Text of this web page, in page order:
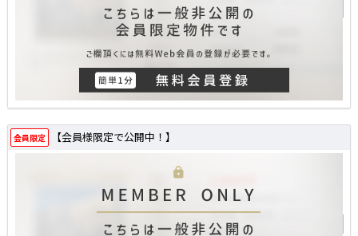
会員限定 【会員様限定で公開中！】